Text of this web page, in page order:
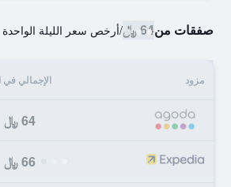
صفقات من64 ﷼ /أرخص سعر الليلة الواحدة
مزود الإجمالي في
64 ﷼
66 ﷼